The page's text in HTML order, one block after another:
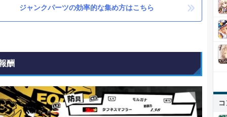
ジャンクパーツの効率的な集め方はこちら
酬